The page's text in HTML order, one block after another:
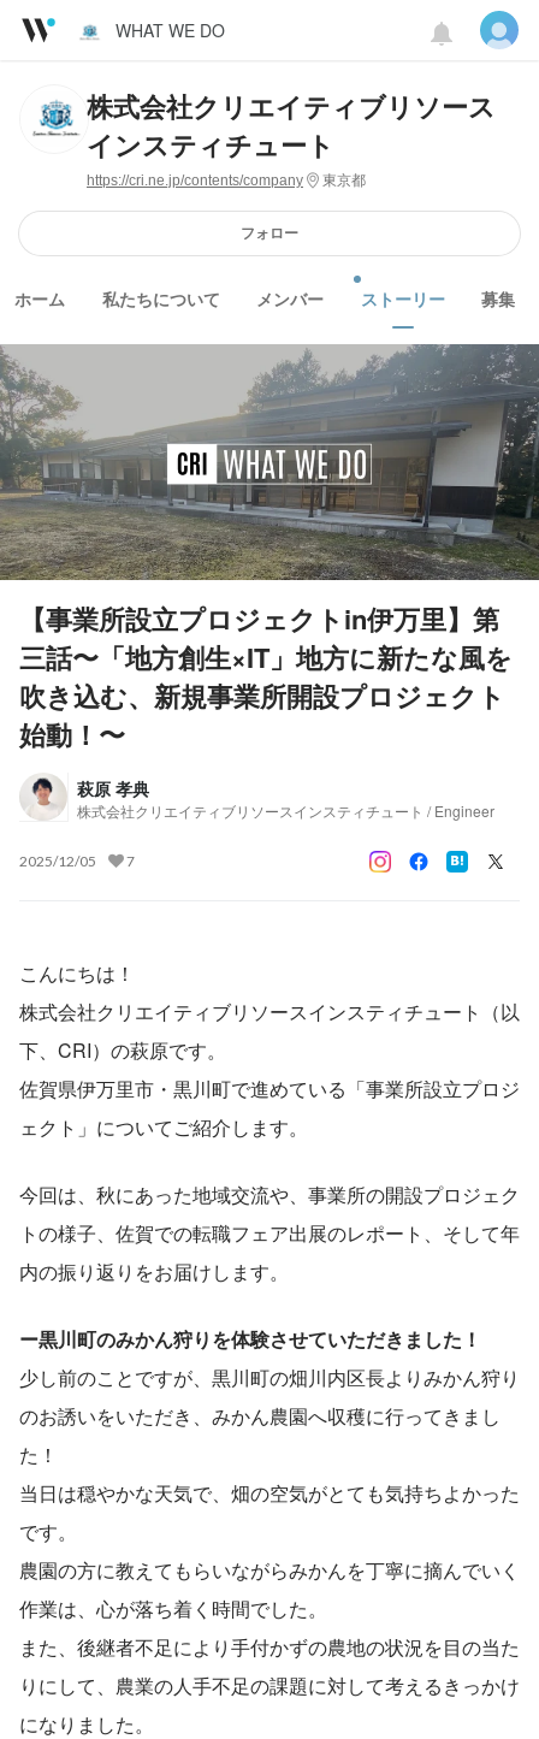
WHAT WE DO
株式会社クリエイティブリソース
インスティチュート
https://cri.ne.jp/contents/company 東京都
フォロー
ホーム 私たちについて メンバー ストーリー 募集
【事業所設立プロジェクトin伊万里】第
三話〜「地方創生×IT」地方に新たな風を
吹き込む、新規事業所開設プロジェクト
始動！〜
萩原 孝典
株式会社クリエイティブリソースインスティチュート / Engineer
2025/12/05 7
こんにちは！
株式会社クリエイティブリソースインスティチュート（以
下、CRI）の萩原です。
佐賀県伊万里市・黒川町で進めている「事業所設立プロジ
ェクト」についてご紹介します。
今回は、秋にあった地域交流や、事業所の開設プロジェク
トの様子、佐賀での転職フェア出展のレポート、そして年
内の振り返りをお届けします。
ー黒川町のみかん狩りを体験させていただきました！
少し前のことですが、黒川町の畑川内区長よりみかん狩り
のお誘いをいただき、みかん農園へ収穫に行ってきまし
た！
当日は穏やかな天気で、畑の空気がとても気持ちよかった
です。
農園の方に教えてもらいながらみかんを丁寧に摘んでいく
作業は、心が落ち着く時間でした。
また、後継者不足により手付かずの農地の状況を目の当た
りにして、農業の人手不足の課題に対して考えるきっかけ
になりました。